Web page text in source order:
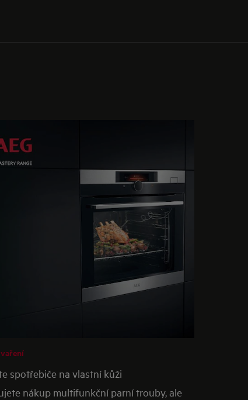
spotřebiče na vlastní kůži
nákup multifunkční parní trouby, ale